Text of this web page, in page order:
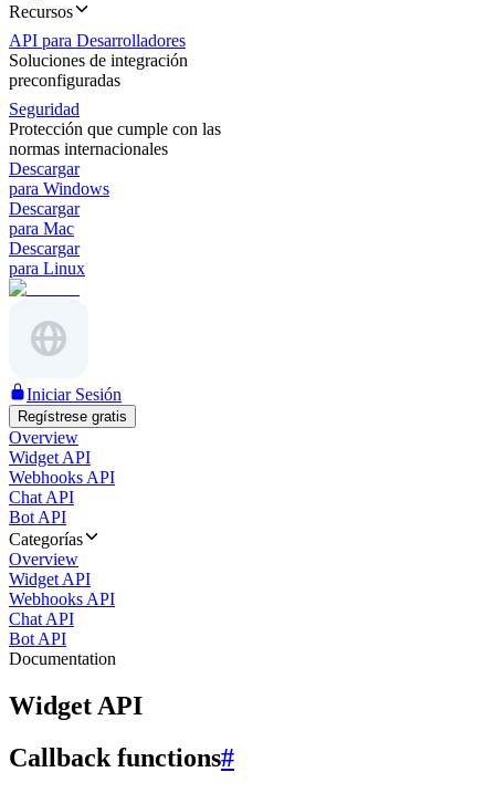
Recursos
API para Desarrolladores
Soluciones de integración
preconfiguradas
Seguridad
Protección que cumple con las
normas internacionales
Descargar
para Windows
Descargar
para Mac
Descargar
para Linux
Iniciar Sesión
Regístrese gratis
Overview
Widget API
Webhooks API
Chat API
Bot API
Categorías
Overview
Widget API
Webhooks API
Chat API
Bot API
Documentation
Widget API
Callback functions#